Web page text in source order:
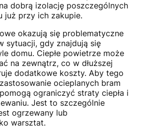
dobrą izolację poszczególnych
już przy ich zakupie.
okazują się problematyczne
sytuacji, gdy znajdują się
domu. Ciepłe powietrze może
na zewnątrz, co w dłuższej
dodatkowe koszty. Aby tego
ocieplanych bram
ograniczyć straty ciepła i
Jest to szczególnie
ogrzewany lub
warsztat.